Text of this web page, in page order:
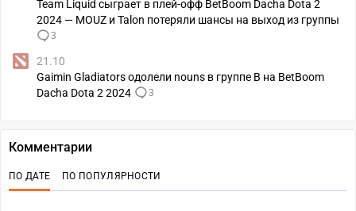
Team Liquid сыграет в плей-офф BetBoom Dacha Dota 2
2024 — MOUZ и Talon потеряли шансы на выход из группы
3
21.10
Gaimin Gladiators одолели nouns в группе B на BetBoom
Dacha Dota 2 2024
3
Комментарии
ПО ДАТЕ ПО ПОПУЛЯРНОСТИ